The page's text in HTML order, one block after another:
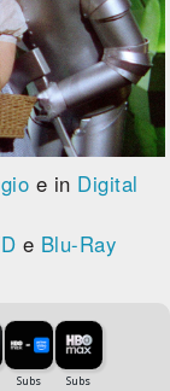
e in Digital
e Blu-Ray